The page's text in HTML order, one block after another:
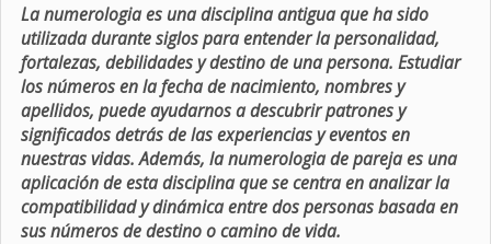
La numerologia es una disciplina antigua que ha sido
utilizada durante siglos para entender la personalidad,
fortalezas, debilidades y destino de una persona. Estudiar
los números en la fecha de nacimiento, nombres y
apellidos, puede ayudarnos a descubrir patrones y
significados detrás de las experiencias y eventos en
nuestras vidas. Además, la numerologia de pareja es una
aplicación de esta disciplina que se centra en analizar la
compatibilidad y dinámica entre dos personas basada en
sus números de destino o camino de vida.